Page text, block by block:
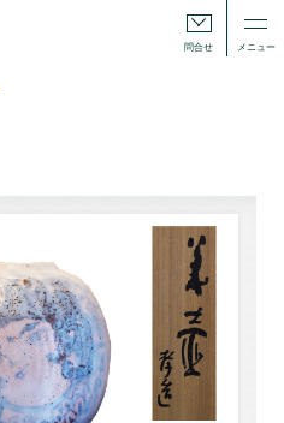
問合せ メニュー